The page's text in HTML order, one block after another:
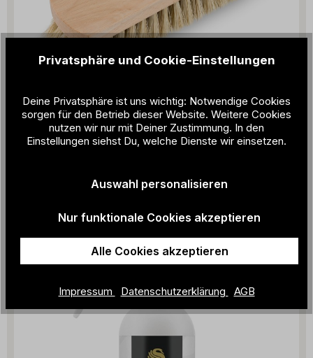
ZEHA Glanzbürste
Privatsphäre und Cookie-Einstellungen
Deine Privatsphäre ist uns wichtig: Notwendige Cookies
sorgen für den Betrieb dieser Website. Weitere Cookies
nutzen wir nur mit Deiner Zustimmung. In den
Einstellungen siehst Du, welche Dienste wir einsetzen.
Auswahl personalisieren
Nur funktionale Cookies akzeptieren
Alle Cookies akzeptieren
Impressum Datenschutzerklärung AGB